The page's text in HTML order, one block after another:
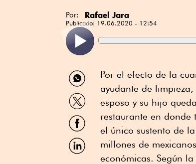
Por: Rafael Jara
Publicado: 19.06.2020 - 12:54
Compartir
por
WhatsApp
Compartir
por
Twitter
Compartir
por
Facebook
Compartir
por
Por el efecto de la
ayudante de
esposo y su hijo
restaurante en donde
el único sustento de
millones de
económicas. Según la